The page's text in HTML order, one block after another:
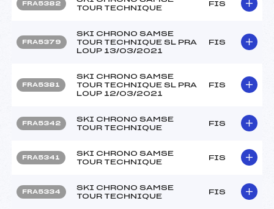
FRA5382
TOUR TECHNIQUE
FIS
FRA5379
SKI CHRONO SAMSE
TOUR TECHNIQUE SL PRA
LOUP 13/03/2021
FIS
FRA5381
SKI CHRONO SAMSE
TOUR TECHNIQUE SL PRA
LOUP 12/03/2021
FIS
FRA5342
SKI CHRONO SAMSE
TOUR TECHNIQUE
FIS
FRA5341
SKI CHRONO SAMSE
TOUR TECHNIQUE
FIS
FRA5334
SKI CHRONO SAMSE
TOUR TECHNIQUE
FIS